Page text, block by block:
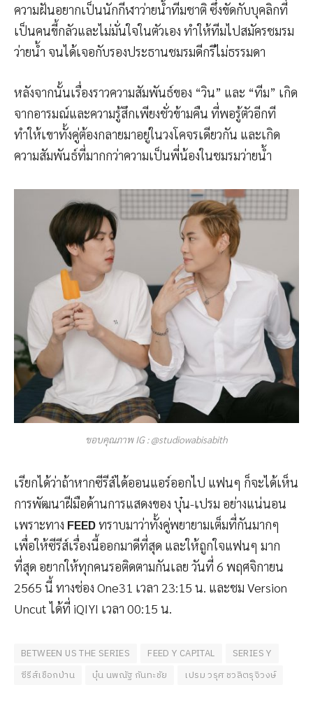
ความฝันอยากเป็นนักกีฬาว่ายน้ำทีมชาติ ซึ่งขัดกับบุคลิกที่
เป็นคนขี้กลัวและไม่มั่นใจในตัวเอง ทำให้ทีมไปสมัครชมรม
ว่ายน้ำ จนได้เจอกับรองประธานชมรมดีกรีไม่ธรรมดา
หลังจากนั้นเรื่องราวความสัมพันธ์ของ “วิน” และ “ทีม” เกิด
จากอารมณ์และความรู้สึกเพียงชั่วข้ามคืน ที่พอรู้ตัวอีกที
ทำให้เขาทั้งคู่ต้องกลายมาอยู่ในวงโคจรเดียวกัน และเกิด
ความสัมพันธ์ที่มากกว่าความเป็นพี่น้องในชมรมว่ายน้ำ
ขอบคุณภาพ IG : @studiowabisabith
เรียกได้ว่าถ้าหากซีรีส์ได้ออนแอร์ออกไป แฟนๆ ก็จะได้เห็น
การพัฒนาฝีมือด้านการแสดงของ บุ๋น-เปรม อย่างแน่นอน
เพราะทาง FEEDทราบมาว่าทั้งคู่พยายามเต็มที่กันมากๆ
เพื่อให้ซีรีส์เรื่องนี้ออกมาดีที่สุด และให้ถูกใจแฟนๆ มาก
ที่สุด อยากให้ทุกคนรอติดตามกันเลย วันที่ 6 พฤศจิกายน
2565 นี้ ทางช่อง One31 เวลา 23:15 น. และชม Version
Uncut ได้ที่ iQIYI เวลา 00:15 น.
BETWEEN US THE SERIES FEED Y CAPITAL
SERIES Y
ซีรีส์เชือกป่าน
บุ๋น นพณัฐ กันทะชัย เปรม วรุศ ชวลิตรุจิวงษ์